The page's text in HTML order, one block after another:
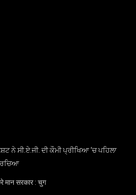
ਨੇ ਸੀ.ਏ.ਜੀ. ਦੀ ਕੌਮੀ ਪ੍ਰੀਖਿਆ ‘ਚ ਪਹਿਲਾ
ਰਚਿਆ
मान सरकार : चुग